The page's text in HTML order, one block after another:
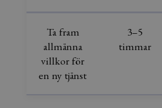
Ta fram
allmänna
villkor för
en ny tjänst
3–5
timmar